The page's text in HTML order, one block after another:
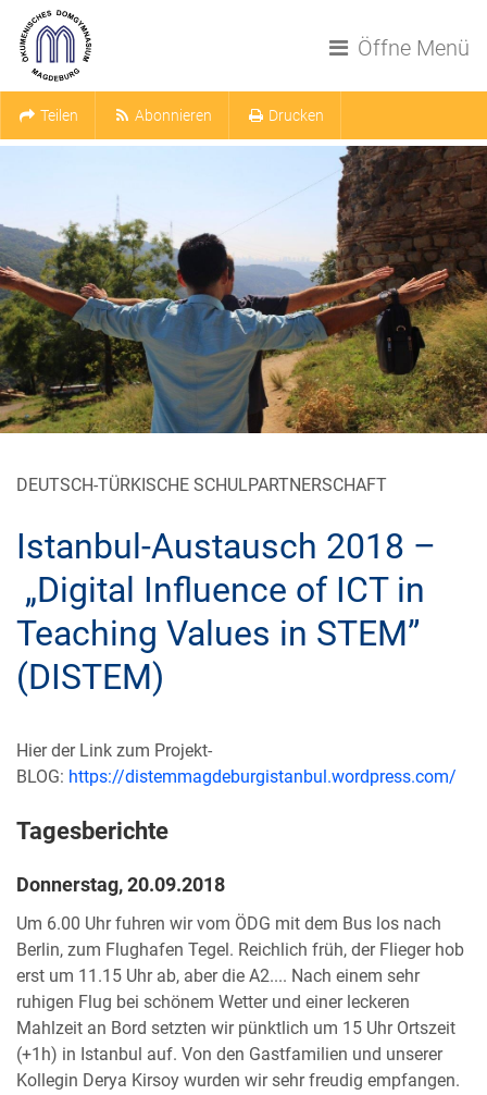
Öffne Menü
Teilen Abonnieren Drucken
DEUTSCH-TÜRKISCHE SCHULPARTNERSCHAFT
Istanbul-Austausch 2018 –
„Digital Influence of ICT in
Teaching Values in STEM”
(DISTEM)
Hier der Link zum Projekt-
BLOG: https://distemmagdeburgistanbul.wordpress.com/
Tagesberichte
Donnerstag, 20.09.2018
Um 6.00 Uhr fuhren wir vom ÖDG mit dem Bus los nach
Berlin, zum Flughafen Tegel. Reichlich früh, der Flieger hob
erst um 11.15 Uhr ab, aber die A2.... Nach einem sehr
ruhigen Flug bei schönem Wetter und einer leckeren
Mahlzeit an Bord setzten wir pünktlich um 15 Uhr Ortszeit
(+1h) in Istanbul auf. Von den Gastfamilien und unserer
Kollegin Derya Kirsoy wurden wir sehr freudig empfangen.